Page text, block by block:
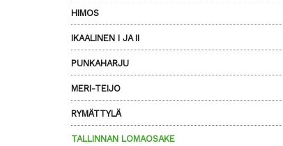
HIMOS
IKAALINEN I JA II
PUNKAHARJU
MERI-TEIJO
RYMÄTTYLÄ
TALLINNAN LOMAOSAKE